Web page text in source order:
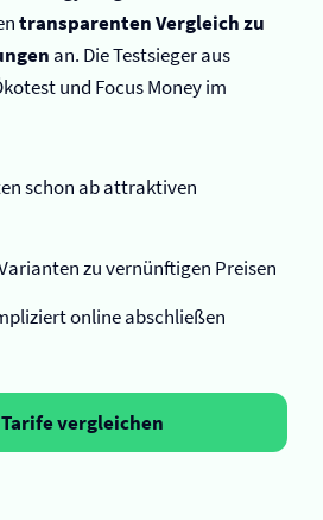
transparenten Vergleich zu
an. Die Testsieger aus
und Focus Money im
schon ab attraktiven
zu vernünftigen Preisen
online abschließen
vergleichen